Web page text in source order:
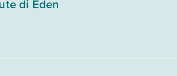
di Eden
qualità e risparmio anche per le partenze più